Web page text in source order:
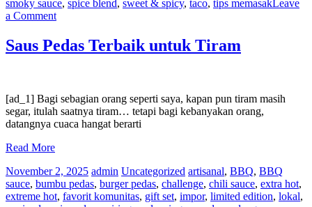
smoky sauce, spice blend, sweet & spicy, taco, tips memasakLeave
a Commenton
Datil,
Lada
Saus Pedas Terbaik untuk Tiram
[ad_1] Bagi sebagian orang seperti saya, kapan pun tiram masih
segar, itulah saatnya tiram… tetapi bagi kebanyakan orang,
datangnya cuaca hangat berarti
Read More
November 2, 2025 admin Uncategorized artisanal, BBQ, BBQ
sauce, bumbu pedas, burger pedas, challenge, chili sauce, extra hot,
extreme hot, favorit komunitas, gift set, impor, limited edition, lokal,